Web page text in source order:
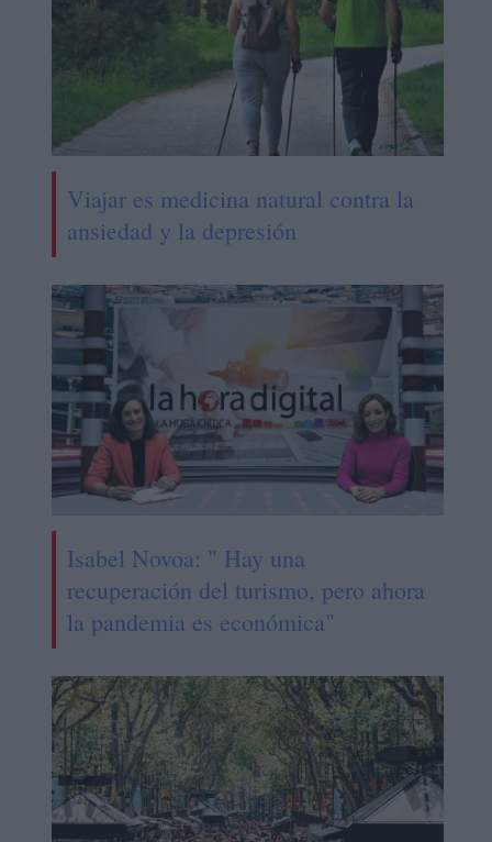
Viajar es medicina natural contra la
ansiedad y la depresión
Isabel Novoa: " Hay una
recuperación del turismo, pero ahora
la pandemia es económica"